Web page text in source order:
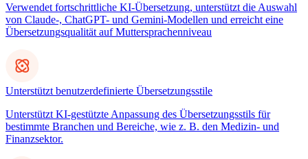
Verwendet fortschrittliche KI-Übersetzung, unterstützt die Auswahl
von Claude-, ChatGPT- und Gemini-Modellen und erreicht eine
Übersetzungsqualität auf Muttersprachenniveau
Unterstützt benutzerdefinierte Übersetzungsstile
Unterstützt KI-gestützte Anpassung des Übersetzungsstils für
bestimmte Branchen und Bereiche, wie z. B. den Medizin- und
Finanzsektor.